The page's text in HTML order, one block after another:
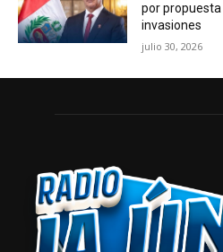
por
invasiones
julio 30, 2026